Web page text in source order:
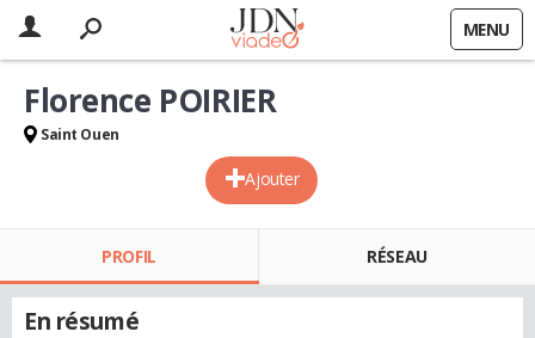
MENU
Ajouter
Florence POIRIER
Saint Ouen
PROFIL RÉSEAU
En résumé